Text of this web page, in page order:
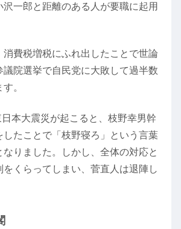
一郎と距離のある人が要職に起用
費税増税にふれ出したことで世論
議院選挙で自民党に大敗して過半数
。
本大震災が起こると、枝野幸男幹
したことで「枝野寝ろ」という言葉
なりました。しかし、全体の対応と
をくらってしまい、菅直人は退陣し